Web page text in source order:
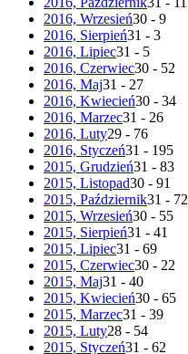
2016, Wrzesień30 - 9
2016, Sierpień31 - 3
2016, Lipiec31 - 5
2016, Czerwiec30 - 52
2016, Maj31 - 27
2016, Kwiecień30 - 34
2016, Marzec31 - 26
2016, Luty29 - 76
2016, Styczeń31 - 195
2015, Grudzień31 - 83
2015, Listopad30 - 91
2015, Październik31 - 72
2015, Wrzesień30 - 55
2015, Sierpień31 - 41
2015, Lipiec31 - 69
2015, Czerwiec30 - 22
2015, Maj31 - 40
2015, Kwiecień30 - 65
2015, Marzec31 - 39
2015, Luty28 - 54
2015, Styczeń31 - 62